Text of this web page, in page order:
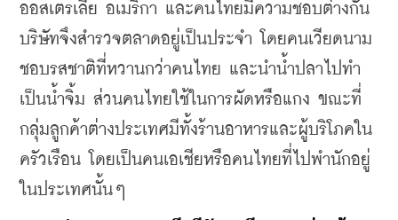
ออสเตรเลีย อเมริกา และคนไทยมีความชอบต่างกัน
บริษัทจึงสำรวจตลาดอยู่เป็นประจำ โดยคนเวียดนาม
ชอบรสชาติที่หวานกว่าคนไทย และนำน้ำปลาไปทำ
เป็นน้ำจิ้ม ส่วนคนไทยใช้ในการผัดหรือแกง ขณะที่
กลุ่มลูกค้าต่างประเทศมีทั้งร้านอาหารและผู้บริโภคใน
ครัวเรือน โดยเป็นคนเอเชียหรือคนไทยที่ไปพำนักอยู่
ในประเทศนั้นๆ